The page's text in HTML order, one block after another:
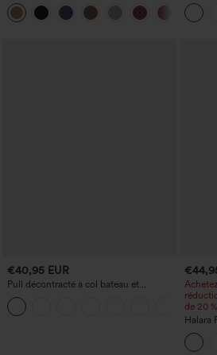
cordon, coupe large en mélange de lin,
avec poches
effet
rapide
UPF40+
€40,95 EUR
Pull décontracté à col bateau et
manches chauve-souris
de 20
Halara
denim